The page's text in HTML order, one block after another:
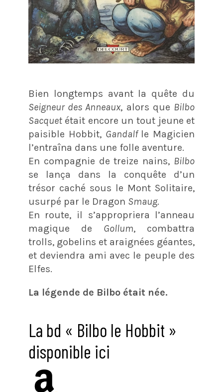
Bien longtemps avant la quête du
Seigneur des Anneaux, alors que Bilbo
Sacquetétait encore un tout jeune et
paisible Hobbit, Gandalf le Magicien
l’entraîna dans une folle aventure.
En compagnie de treize nains, Bilbo
se lança dans la conquête d’un
trésor caché sous le Mont Solitaire,
usurpé par le Dragon Smaug.
En route, il s’appropriera l’anneau
magique de Gollum, combattra
trolls, gobelins et araignées géantes,
et deviendra ami avec le peuple des
Elfes.
La légende de Bilbo était née.
La bd « Bilbo le Hobbit »
disponible ici